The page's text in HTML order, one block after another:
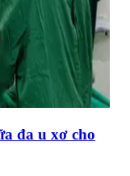
đa u xơ cho